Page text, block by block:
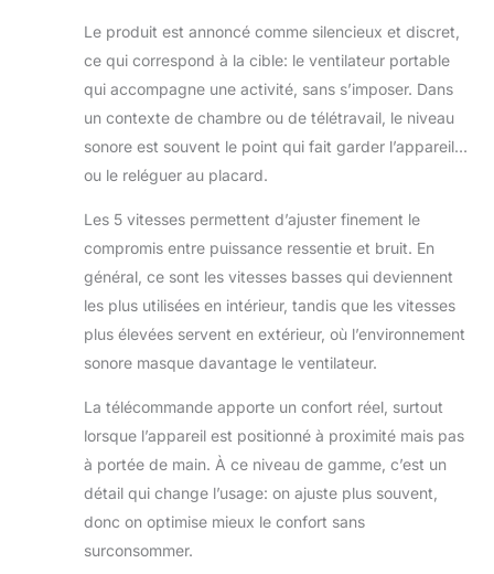
Le produit est annoncé comme silencieux et discret,
ce qui correspond à la cible: le ventilateur portable
qui accompagne une activité, sans s’imposer. Dans
un contexte de chambre ou de télétravail, le niveau
sonore est souvent le point qui fait garder l’appareil…
ou le reléguer au placard.
Les 5 vitesses permettent d’ajuster finement le
compromis entre puissance ressentie et bruit. En
général, ce sont les vitesses basses qui deviennent
les plus utilisées en intérieur, tandis que les vitesses
plus élevées servent en extérieur, où l’environnement
sonore masque davantage le ventilateur.
La télécommande apporte un confort réel, surtout
lorsque l’appareil est positionné à proximité mais pas
à portée de main. À ce niveau de gamme, c’est un
détail qui change l’usage: on ajuste plus souvent,
donc on optimise mieux le confort sans
surconsommer.